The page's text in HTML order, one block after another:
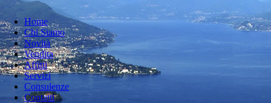
Home
Chi Siamo
Novità
Vendita
Affitti
Servizi
Consulenze
Contatti